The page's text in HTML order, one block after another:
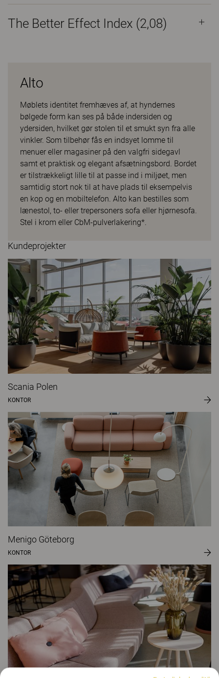
The Better Effect Index (2,08)
Alto
Møblets identitet fremhæves af, at hyndernes
bølgede form kan ses på både indersiden og
ydersiden, hvilket gør stolen til et smukt syn fra alle
vinkler. Som tilbehør fås en indsyet lomme til
menuer eller magasiner på den valgfri sidegavl
samt et praktisk og elegant afsætningsbord. Bordet
er tilstrækkeligt lille til at passe ind i miljøet, men
samtidig stort nok til at have plads til eksempelvis
en kop og en mobiltelefon. Alto kan bestilles som
lænestol, to- eller trepersoners sofa eller hjørnesofa.
Stel i krom eller CbM-pulverlakering*.
Kundeprojekter
Scania Polen
KONTOR
Menigo Göteborg
KONTOR